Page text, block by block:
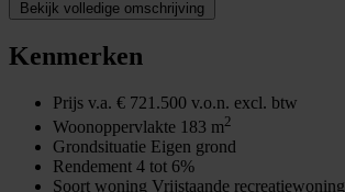
Bekijk volledige omschrijving
Kenmerken
Prijs v.a. € 721.500 v.o.n. excl. btw
Woonoppervlakte 183 m2
Grondsituatie Eigen grond
Rendement 4 tot 6%
Soort woning Vrijstaande recreatiewoning